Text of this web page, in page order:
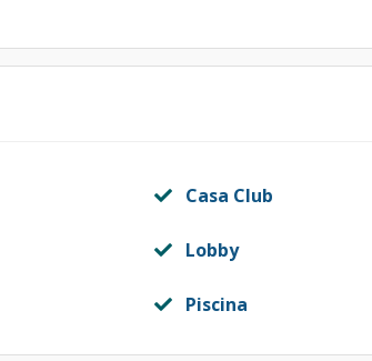
Casa Club
Lobby
Piscina